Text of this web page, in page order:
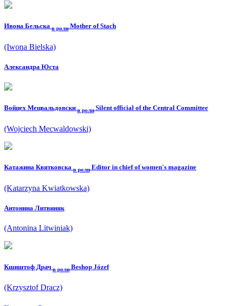
Ивона Бельска в роли Mother of Stach
(Iwona Bielska)
Александра Юста
Войцех Мецвальдовски в роли Silent official of the Central Committee
(Wojciech Mecwaldowski)
Катажина Квятковска в роли Editor in chief of women's magazine
(Katarzyna Kwiatkowska)
Антонина Литвиняк
(Antonina Litwiniak)
Кшиштоф Драч в роли Beshop Józef
(Krzysztof Dracz)